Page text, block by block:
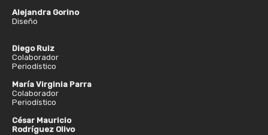
Alejandra Gorino
Diseño
Diego Ruiz
Colaborador
Periodístico
María Virginia Parra
Colaborador
Periodístico
César Mauricio
Rodríguez Olivo